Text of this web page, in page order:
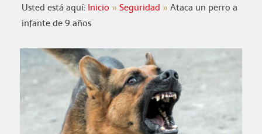
Usted está aquí: Inicio Seguridad
Ataca un perro a
infante de 9 años